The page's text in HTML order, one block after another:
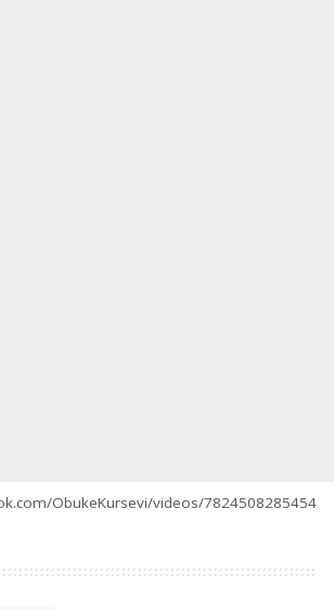
ObukeKursevi/videos/7824508285454